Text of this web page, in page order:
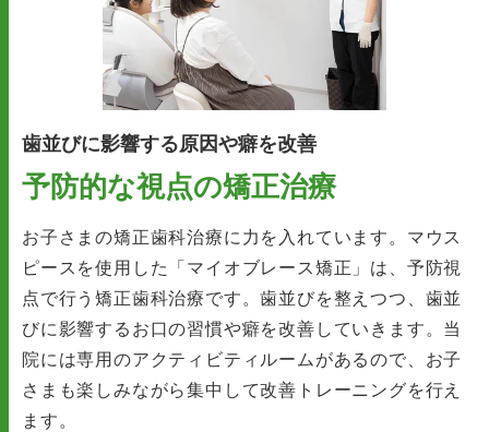
歯並びに影響する原因や癖を改善
予防的な視点の矯正治療
お子さまの矯正歯科治療に力を入れています。マウス
ピースを使用した「マイオブレース矯正」は、予防視
点で行う矯正歯科治療です。歯並びを整えつつ、歯並
びに影響するお口の習慣や癖を改善していきます。当
院には専用のアクティビティルームがあるので、お子
さまも楽しみながら集中して改善トレーニングを行え
ます。